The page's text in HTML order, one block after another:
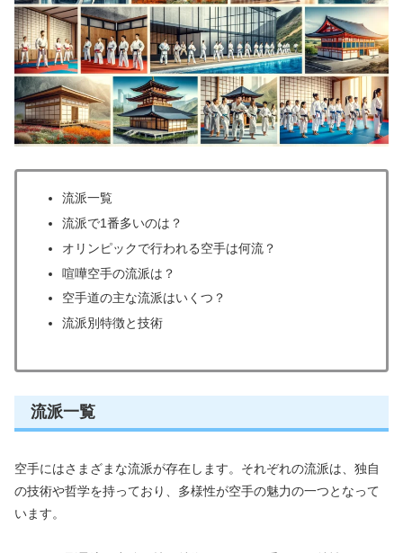
流派一覧
流派で1番多いのは？
オリンピックで行われる空手は何流？
喧嘩空手の流派は？
空手道の主な流派はいくつ？
流派別特徴と技術
流派一覧
空手にはさまざまな流派が存在します。それぞれの流派は、独自
の技術や哲学を持っており、多様性が空手の魅力の一つとなって
います。